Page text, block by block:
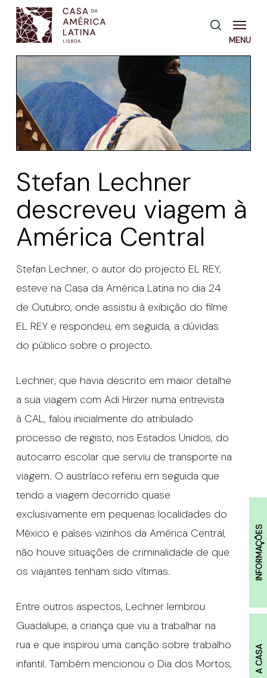
Skip
main
content
INFORMAÇÕES
A CASA
pesquisa
Menu
Stefan Lechner
descreveu viagem à
América Central
Stefan Lechner, o autor do projecto EL REY,
esteve na Casa da América Latina no dia 24
de Outubro, onde assistiu à exibição do filme
EL REY e respondeu, em seguida, a dúvidas
do público sobre o projecto.
Lechner, que havia descrito em maior detalhe
a sua viagem com Adi Hirzer numa entrevista
à CAL, falou inicialmente do atribulado
processo de registo, nos Estados Unidos, do
autocarro escolar que serviu de transporte na
viagem. O austríaco referiu em seguida que
tendo a viagem decorrido quase
exclusivamente em pequenas localidades do
México e países vizinhos da América Central,
não houve situações de criminalidade de que
os viajantes tenham sido vítimas.
Entre outros aspectos, Lechner lembrou
Guadalupe, a criança que viu a trabalhar na
rua e que inspirou uma canção sobre trabalho
infantil. Também mencionou o Dia dos Mortos,